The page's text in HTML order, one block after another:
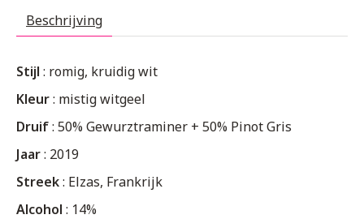
Beschrijving
Stijl : romig, kruidig wit
Kleur: mistig witgeel
Druif: 50% Gewurztraminer + 50% Pinot Gris
Jaar: 2019
Streek: Elzas, Frankrijk
Alcohol : 14%